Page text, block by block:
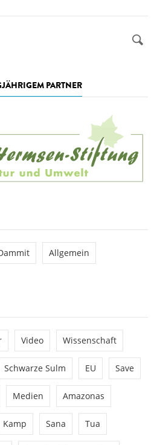
PARTNER
Allgemein
Video Wissenschaft
Schwarze Sulm EU Save
Medien Amazonas
Kamp Sana Tua